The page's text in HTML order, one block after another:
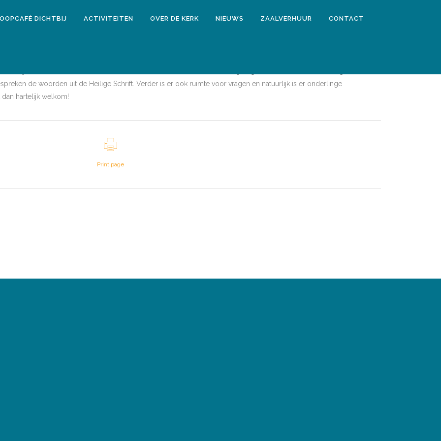
DICHTBIJ ACTIVITEITEN OVER DE KERK NIEUWS ZAALVERHUUR CONTACT
21 JANUARI 2026
de woorden uit de Heilige Schrift. Verder is er ook ruimte voor vragen en natuurlijk is er onderlinge
dan hartelijk welkom!
Print page